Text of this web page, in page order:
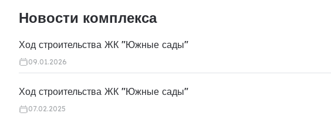
Новости комплекса
Ход строительства ЖК "Южные сады"
09.01.2026
Ход строительства ЖК "Южные сады"
07.02.2025